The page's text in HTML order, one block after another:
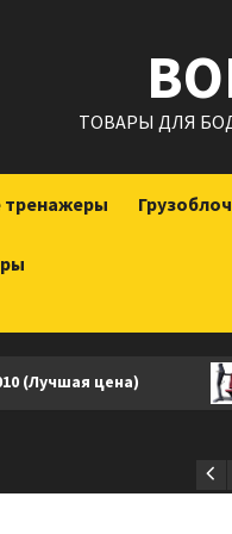
ТОВАРЫ ДЛЯ
тренажеры
цена)